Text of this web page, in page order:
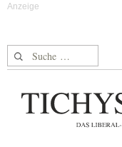
Suche nach: